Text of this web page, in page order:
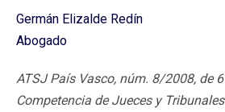
Germán Elizalde Redín
Abogado
ATSJ País Vasco, núm. 8/2008, de
Competencia de Jueces y